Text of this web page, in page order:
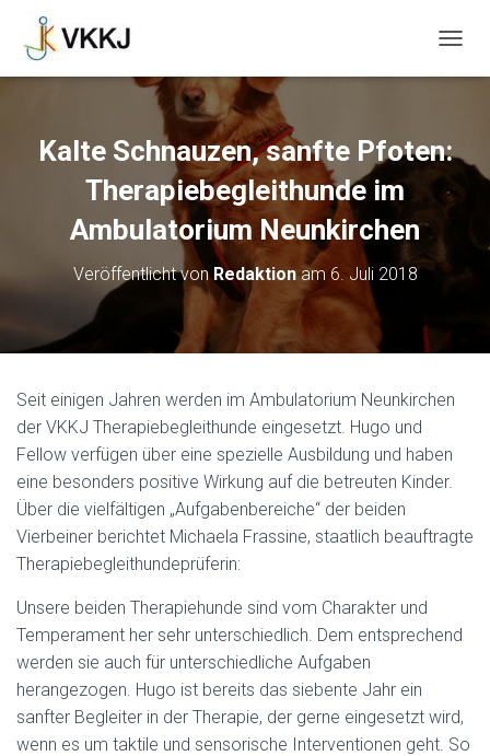
A
A
I
T
N
Kalte Schnauzen, sanfte Pfoten:
Therapiebegleithunde im
Ambulatorium Neunkirchen
Veröffentlicht vonRedaktionam 6. Juli 2018
Seit einigen Jahren werden im Ambulatorium Neunkirchen
der VKKJ Therapiebegleithunde eingesetzt. Hugo und
Fellow verfügen über eine spezielle Ausbildung und haben
eine besonders positive Wirkung auf die betreuten Kinder.
Über die vielfältigen „Aufgabenbereiche“ der beiden
Vierbeiner berichtet Michaela Frassine, staatlich beauftragte
Therapiebegleithundeprüferin:
Unsere beiden Therapiehunde sind vom Charakter und
Temperament her sehr unterschiedlich. Dem entsprechend
werden sie auch für unterschiedliche Aufgaben
herangezogen. Hugo ist bereits das siebente Jahr ein
sanfter Begleiter in der Therapie, der gerne eingesetzt wird,
wenn es um taktile und sensorische Interventionen geht. So